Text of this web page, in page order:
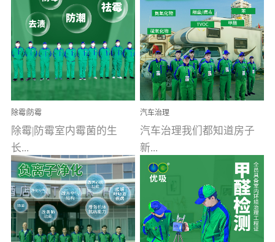
空气污染净化治理）工业
文明的进步，创造了多姿
多彩的家居产品和生活情
调，但也带来了以甲醛为
首的室内...
用行业公认奥维牌消毒
液，具备杀死人体冠状病
毒的功效，杀菌率
99.99%。相对于传统消毒
液来说，无...
除霉|防霉
除霉|防霉室内霉菌的生
长...
受温度、湿度、基质养
分、通风四个条件影响，
温暖潮湿、营养物质多、
汽车治理
汽车治理我们都知道房子
新...
装修完会有甲醛，其实汽
车的甲醛超标问题更为严
重。汽车的空间范围小，